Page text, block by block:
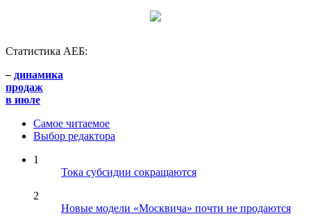
Статистика АЕБ:
– динамика
продаж
в июле
Самое читаемое
Выбор редактора
1
Тока субсидии сокращаются
2
Новые модели «Москвича» почти не продаются